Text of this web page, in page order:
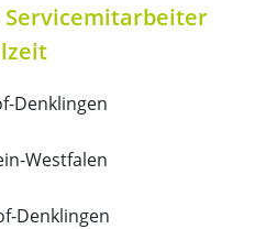
Servicemitarbeiter
Denklingen
Westfalen
Denklingen